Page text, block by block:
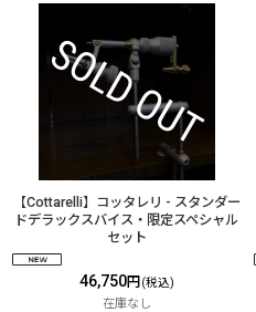
【Cottarelli】コッタレリ - スタンダー
ドデラックスバイス・限定スペシャル
セット
46,750円 (税込)
在庫なし